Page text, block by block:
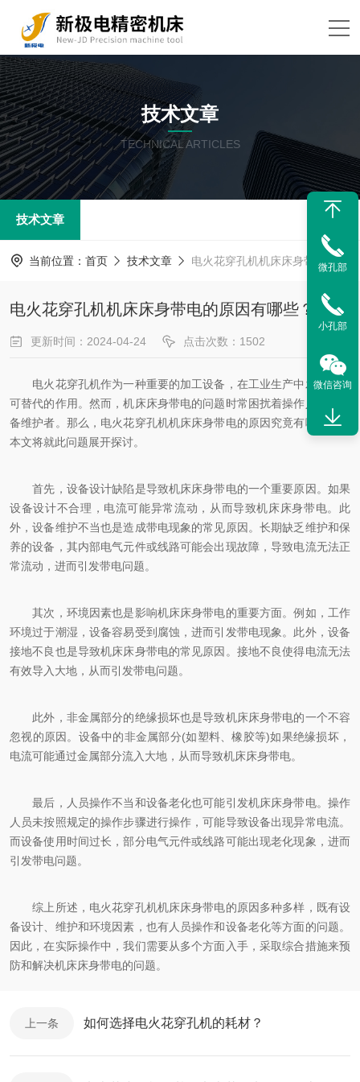
技术文章
TECHNICAL ARTICLES
技术文章
当前位置： 首页 技术文章 电火花穿孔机机床床身带电的原因有哪些？
电火花穿孔机机床床身带电的原因有哪些？
更新时间：2024-04-24 点击次数：1502
电火花穿孔机作为一种重要的加工设备，在工业生产中发挥着不
可替代的作用。然而，机床床身带电的问题时常困扰着操作人员和设
备维护者。那么，电火花穿孔机机床床身带电的原因究竟有哪些呢？
本文将就此问题展开探讨。
首先，设备设计缺陷是导致机床床身带电的一个重要原因。如果
设备设计不合理，电流可能异常流动，从而导致机床床身带电。此
外，设备维护不当也是造成带电现象的常见原因。长期缺乏维护和保
养的设备，其内部电气元件或线路可能会出现故障，导致电流无法正
常流动，进而引发带电问题。
其次，环境因素也是影响机床床身带电的重要方面。例如，工作
环境过于潮湿，设备容易受到腐蚀，进而引发带电现象。此外，设备
接地不良也是导致机床床身带电的常见原因。接地不良使得电流无法
有效导入大地，从而引发带电问题。
此外，非金属部分的绝缘损坏也是导致机床床身带电的一个不容
忽视的原因。设备中的非金属部分(如塑料、橡胶等)如果绝缘损坏，
电流可能通过金属部分流入大地，从而导致机床床身带电。
最后，人员操作不当和设备老化也可能引发机床床身带电。操作
人员未按照规定的操作步骤进行操作，可能导致设备出现异常电流。
而设备使用时间过长，部分电气元件或线路可能出现老化现象，进而
引发带电问题。
综上所述，电火花穿孔机机床床身带电的原因多种多样，既有设
备设计、维护和环境因素，也有人员操作和设备老化等方面的问题。
因此，在实际操作中，我们需要从多个方面入手，采取综合措施来预
防和解决机床床身带电的问题。
上一条 如何选择电火花穿孔机的耗材？
微孔部
小孔部
微信咨询